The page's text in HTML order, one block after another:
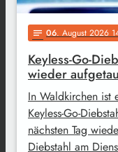
notes 06. August 2026
Keyless-Go-
wieder
In Waldkirchen ist
Keyless-Go-
nächsten Tag
Diebstahl am